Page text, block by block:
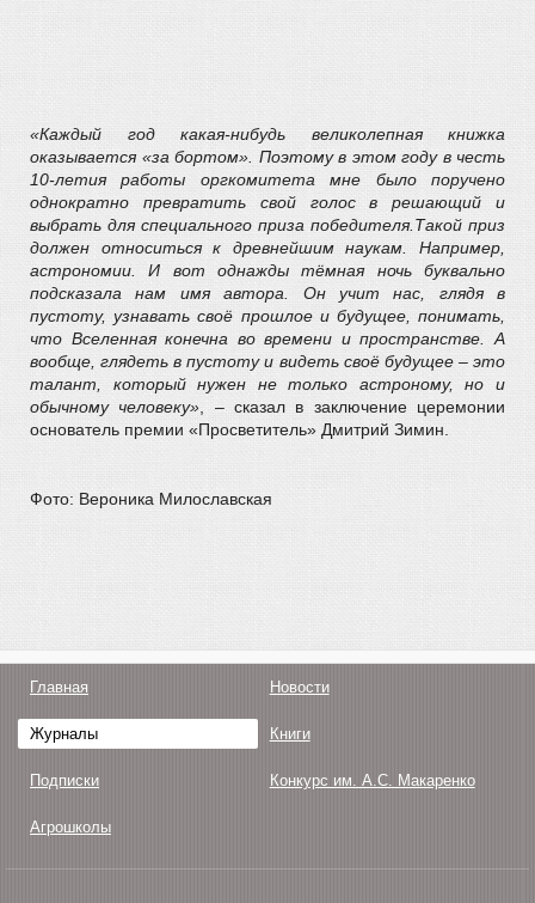
«Каждый год какая-нибудь великолепная книжка
оказывается «за бортом». Поэтому в этом году в честь
10-летия работы оргкомитета мне было поручено
однократно превратить свой голос в решающий и
выбрать для специального приза победителя.Такой приз
должен относиться к древнейшим наукам. Например,
астрономии. И вот однажды тёмная ночь буквально
подсказала нам имя автора. Он учит нас, глядя в
пустоту, узнавать своё прошлое и будущее, понимать,
что Вселенная конечна во времени и пространстве. А
вообще, глядеть в пустоту и видеть своё будущее – это
талант, который нужен не только астроному, но и
обычному человеку», – сказал в заключение церемонии
основатель премии «Просветитель» Дмитрий Зимин.
Фото: Вероника Милославская
Главная Новости
Журналы Книги
Подписки Конкурс им. А.С. Макаренко
Агрошколы